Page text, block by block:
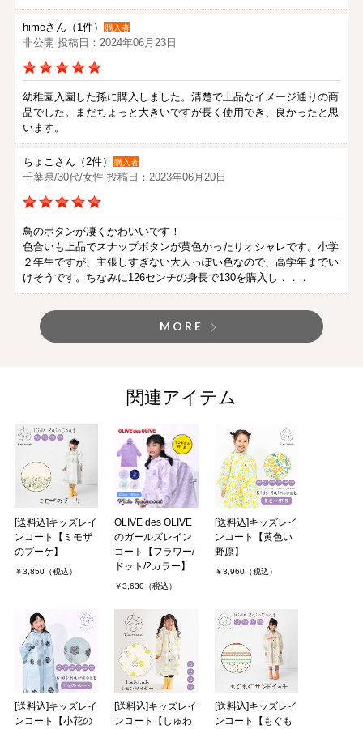
himeさん（1件） 購入者
非公開 投稿日：2024年06月23日
幼稚園入園した孫に購入しました。清楚で上品なイメージ通りの商
品でした。まだちょっと大きいですが長く使用でき、良かったと思
います。
ちょこさん（2件） 購入者
千葉県/30代/女性 投稿日：2023年06月20日
鳥のボタンが凄くかわいいです！
色合いも上品でスナップボタンが黄色かったりオシャレです。小学
２年生ですが、主張しすぎない大人っぽい色なので、高学年までい
けそうです。ちなみに126センチの身長で130を購入し．．．
MORE
関連アイテム
[送料込]キッズレイ
ンコート【ミモザ
のブーケ】
￥3,850（税込）
OLIVE des OLIVE
のガールズレイン
コート【フラワー/
ドット/2カラー】
￥3,630（税込）
[送料込]キッズレイ
ンコート【黄色い
野原】
￥3,960（税込）
[送料込]キッズレイ
ンコート【小花の
[送料込]キッズレイ
ンコート【しゅわ
[送料込]キッズレイ
ンコート【もぐも